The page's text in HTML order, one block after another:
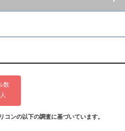
数
人
ンの以下の調査に基づいています。